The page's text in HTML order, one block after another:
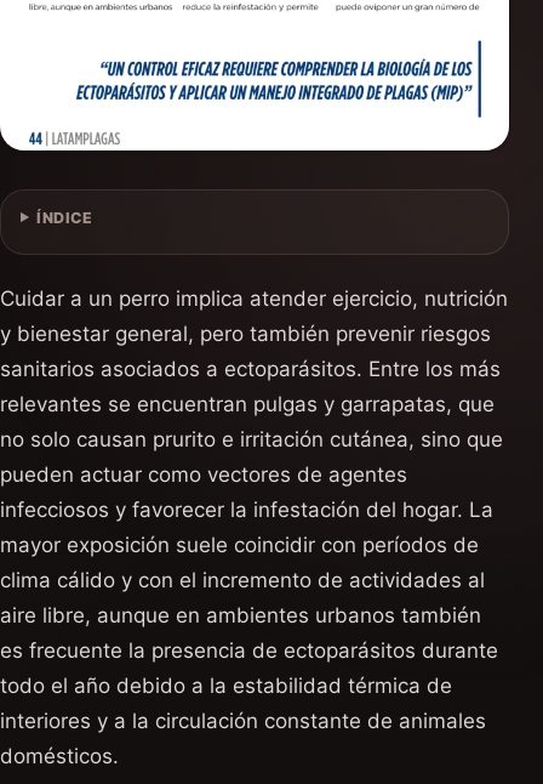
ÍNDICE
Cuidar a un perro implica atender ejercicio, nutrición
y bienestar general, pero también prevenir riesgos
sanitarios asociados a ectoparásitos. Entre los más
relevantes se encuentran pulgas y garrapatas, que
no solo causan prurito e irritación cutánea, sino que
pueden actuar como vectores de agentes
infecciosos y favorecer la infestación del hogar. La
mayor exposición suele coincidir con períodos de
clima cálido y con el incremento de actividades al
aire libre, aunque en ambientes urbanos también
es frecuente la presencia de ectoparásitos durante
todo el año debido a la estabilidad térmica de
interiores y a la circulación constante de animales
domésticos.